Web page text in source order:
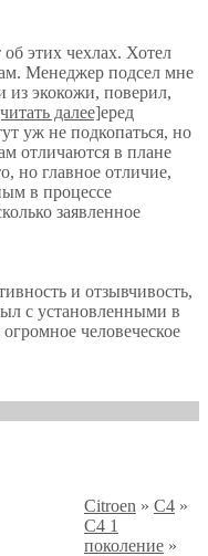
этих чехлах. Хотел
Менеджер подсел мне
экокожи, поверил,
далее]еред
уж не подкопаться, но
отличаются в плане
но главное отличие,
в процессе
заявленное
и отзывчивость,
с установленными в
человеческое
Citroen » C4 »
C4 1
поколение »